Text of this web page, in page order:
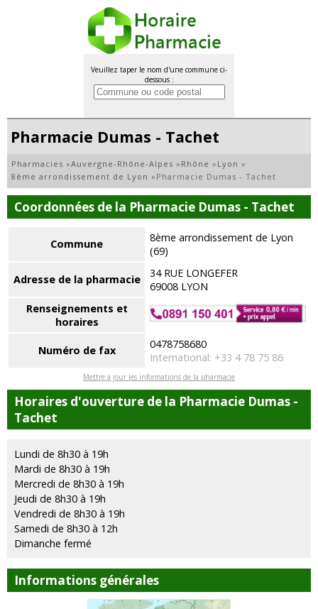
Veuillez taper le nom d'une commune ci-
dessous :
Pharmacie Dumas - Tachet
Pharmacies »Auvergne-Rhône-Alpes » Rhône » Lyon »
8ème arrondissement de Lyon » Pharmacie Dumas - Tachet
Coordonnées de la Pharmacie Dumas - Tachet
Commune
8ème arrondissement de Lyon
(69)
Adresse de la pharmacie
34 RUE LONGEFER
69008 LYON
Renseignements et
horaires
Numéro de fax
0478758680
International: +33 4 78 75 86
Mettre à jour les informations de la pharmacie
Horaires d'ouverture de la Pharmacie Dumas -
Tachet
Lundi de 8h30 à 19h
Mardi de 8h30 à 19h
Mercredi de 8h30 à 19h
Jeudi de 8h30 à 19h
Vendredi de 8h30 à 19h
Samedi de 8h30 à 12h
Dimanche fermé
Informations générales